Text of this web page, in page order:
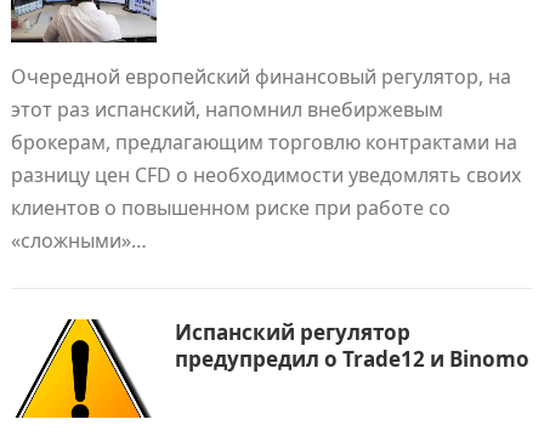
Очередной европейский финансовый регулятор, на
этот раз испанский, напомнил внебиржевым
брокерам, предлагающим торговлю контрактами на
разницу цен CFD о необходимости уведомлять своих
клиентов о повышенном риске при работе со
«сложными»…
Испанский регулятор
предупредил о Trade12 и Binomo